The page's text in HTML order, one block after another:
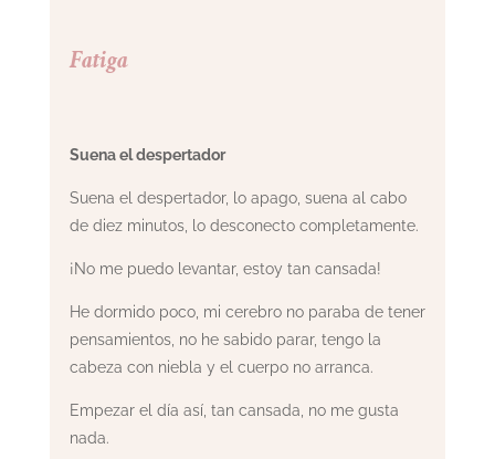
Fatiga
Suena el despertador
Suena el despertador, lo apago, suena al cabo
de diez minutos, lo desconecto completamente.
¡No me puedo levantar, estoy tan cansada!
He dormido poco, mi cerebro no paraba de tener
pensamientos, no he sabido parar, tengo la
cabeza con niebla y el cuerpo no arranca.
Empezar el día así, tan cansada, no me gusta
nada.